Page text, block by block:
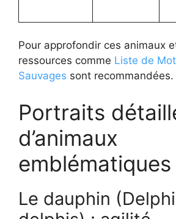
Pour approfondir ces animaux
ressources comme Liste de
Sauvages sont recommandées.
Portraits
d’animaux
emblématiques
Le dauphin